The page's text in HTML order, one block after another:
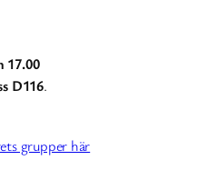
17.00
D116.
grupper här